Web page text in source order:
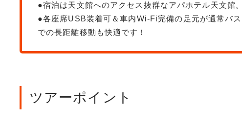
●宿泊は天文館へのアクセス抜群なアパホテル天文館
●各座席USB装着可＆車内Wi-Fi完備の足元が通常バ
での長距離移動も快適です！
ツアーポイント